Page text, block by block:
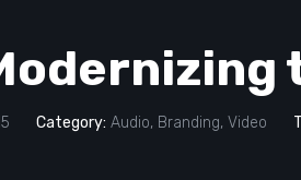
Category: Audio, Branding, Video